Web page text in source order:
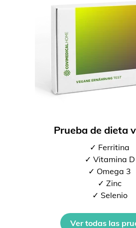
Prueba de dieta
✓ Ferritina
✓ Vitamina D
✓ Omega 3
✓ Zinc
✓ Selenio
Ver todas las